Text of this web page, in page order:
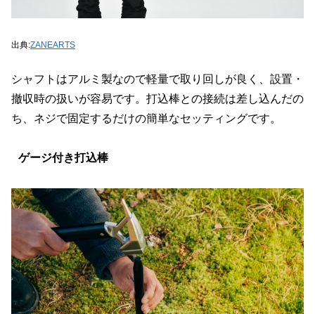
出典:ZANEARTS
シャフトはアルミ製なので軽量で取り回しが良く、設置・
撤収時の扱いが容易です。打込棒との接続は差し込んだの
ち、ネジで固定するだけの簡単なセッティングです。
ゲージ付き打込棒